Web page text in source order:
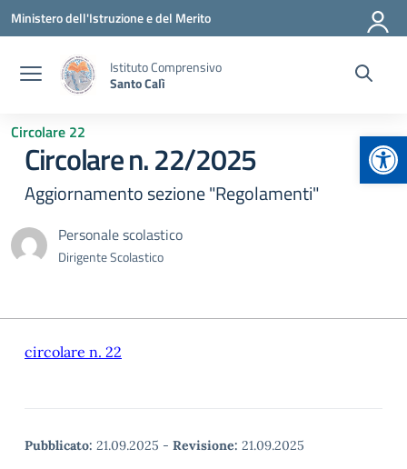
Vai ai contenuti
Vai al menu di navigazione
Vai al footer
Ministero dell'Istruzione e del Merito
Istituto Comprensivo
Santo Calì
Circolare 22
Circolare n. 22/2025
Aggiornamento sezione "Regolamenti"
Personale scolastico
Dirigente Scolastico
circolare n. 22
Pubblicato: 21.09.2025 - Revisione: 21.09.2025